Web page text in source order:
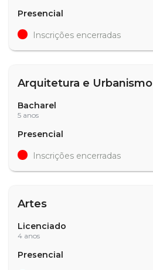
Presencial
Inscrições encerradas
Arquitetura e Urbanismo
Bacharel
5 anos
Presencial
Inscrições encerradas
Artes
Licenciado
4 anos
Presencial